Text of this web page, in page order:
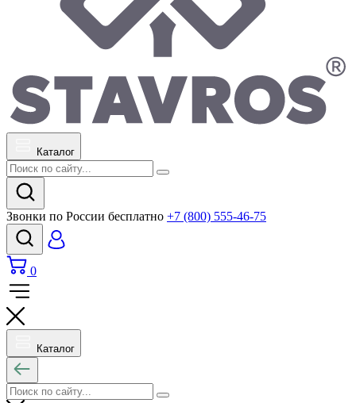
Каталог
Звонки по России бесплатно +7 (800) 555-46-75
0
Каталог